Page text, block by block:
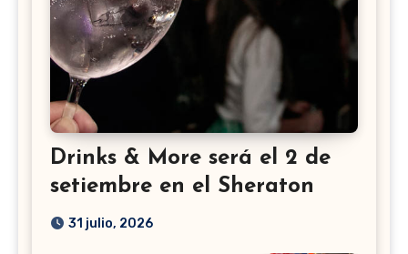
Drinks & More será el 2 de
setiembre en el Sheraton
31 julio, 2026